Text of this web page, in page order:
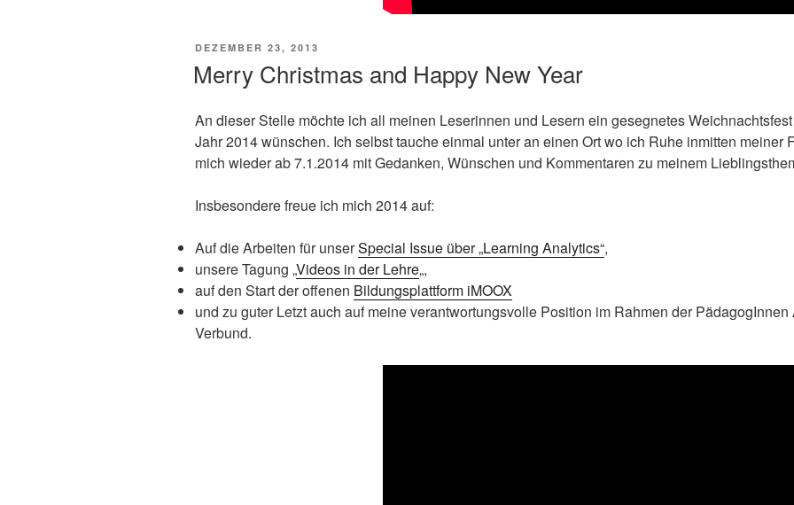
VERÖFFENTLICHT
DEZEMBER 23, 2013
Merry Christmas and Happy New Year
An dieser Stelle möchte ich all meinen Leserinnen und Lesern ein gesegnetes
Jahr 2014 wünschen. Ich selbst tauche einmal unter an einen Ort wo ich Ruhe inmitten meiner
mich wieder ab 7.1.2014 mit Gedanken, Wünschen und Kommentaren zu meinem
Insbesondere freue ich mich 2014 auf:
Auf die Arbeiten für unserSpecial Issue über „Learning Analytics“,
unsere Tagung „Videos in der Lehre„,
auf den Start der offenen Bildungsplattform iMOOX
und zu guter Letzt auch auf meine verantwortungsvolle Position im Rahmen der
Verbund.